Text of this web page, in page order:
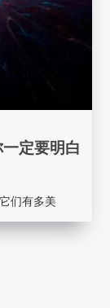
定要明白
们有多美